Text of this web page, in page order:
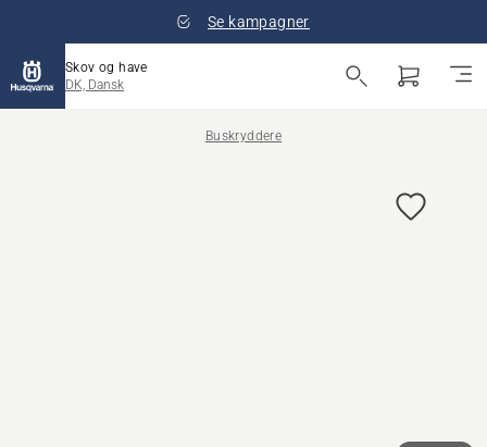
Se kampagner
Skov og have
DK, Dansk
Buskryddere